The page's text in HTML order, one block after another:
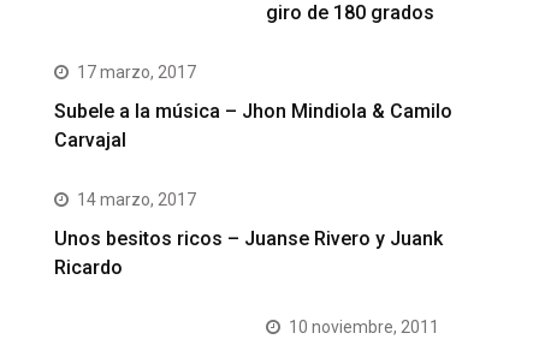
giro de 180 grados
17 marzo, 2017
Subele a la música – Jhon Mindiola & Camilo
Carvajal
14 marzo, 2017
Unos besitos ricos – Juanse Rivero y Juank
Ricardo
10 noviembre, 2011